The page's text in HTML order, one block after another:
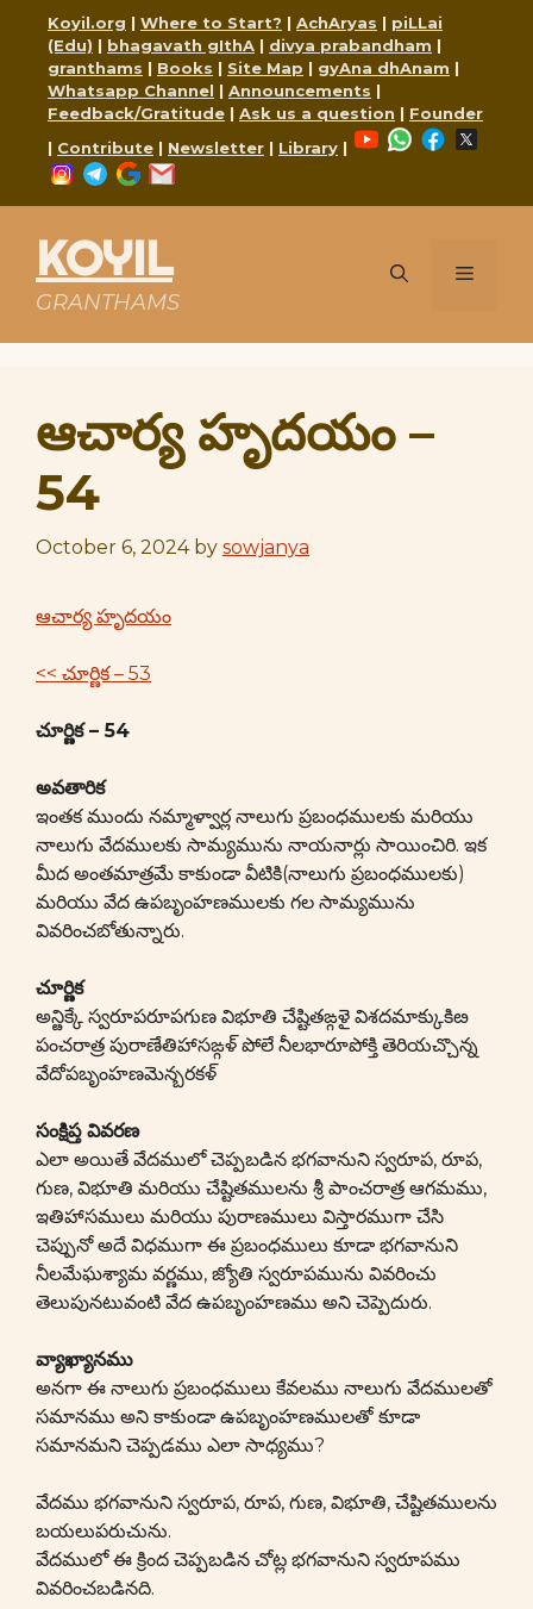
content
Koyil.org | Where to Start? | AchAryas | piLLai
(Edu) | bhagavath gIthA | divya prabandham |
granthams | Books | Site Map | gyAna dhAnam |
Whatsapp Channel | Announcements |
Feedback/Gratitude | Ask us a question | Founder
| Contribute | Newsletter | Library |
YouTubeWhatsApp
Facebook
Instagram
Telegram
Google
KOYIL
GRANTHAMS
Menu
ఆచార్య హృదయం –
54
October 6, 2024 by sowjanya
ఆచార్య హృదయం
<< చూర్ణిక – 53
చూర్ణిక – 54
అవతారిక
ఇంతక ముందు నమ్మాళ్వార్ల నాలుగు ప్రబంధములకు మరియు
నాలుగు వేదములకు సామ్యమును నాయనార్లు సాయించిరి. ఇక
మీద అంతమాత్రమే కాకుండా వీటికి(నాలుగు ప్రబంధములకు)
మరియు వేద ఉపబృంహణములకు గల సామ్యమును
వివరించబోతున్నారు.
చూర్ణిక
అన్ఴిక్కే స్వరూపరూపగుణ విభూతి చేష్టితఙ్గళై విశదమాక్కుకిఴ
పంచరాత్ర పురాణేతిహాసఙ్గళ్ పోలే నీలభారూపోక్తి తెరియచ్చొన్న
వేదోపబృంహణమెన్బరకళ్
సంక్షిప్త వివరణ
ఎలా అయితే వేదములో చెప్పబడిన భగవానుని స్వరూప, రూప,
గుణ, విభూతి మరియు చేష్టితములను శ్రీ పాంచరాత్ర ఆగమము,
ఇతిహాసములు మరియు పురాణములు విస్తారముగా చేసి
చెప్పునో అదే విధముగా ఈ ప్రబంధములు కూడా భగవానుని
నీలమేఘశ్యామ వర్ణము, జ్యోతి స్వరూపమును వివరించు
తెలుపునటువంటి వేద ఉపబృంహణము అని చెప్పెదురు.
వ్యాఖ్యానము
అనగా ఈ నాలుగు ప్రబంధములు కేవలము నాలుగు వేదములతో
సమానము అని కాకుండా ఉపబృంహణములతో కూడా
సమానమని చెప్పడము ఎలా సాధ్యము?
వేదము భగవానుని స్వరూప, రూప, గుణ, విభూతి, చేష్టితములను
బయలుపరుచును.
వేదములో ఈ క్రింద చెప్పబడిన చోట్ల భగవానుని స్వరూపము
వివరించబడినది.